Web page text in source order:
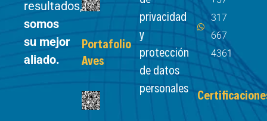
resultados,
somos
su mejor
aliado.
Portafolio
Aves
privacidad
y
protección
de datos
personales
317
667
4361